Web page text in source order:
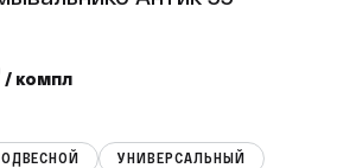
/ компл
УНИВЕРСАЛЬНЫЙ